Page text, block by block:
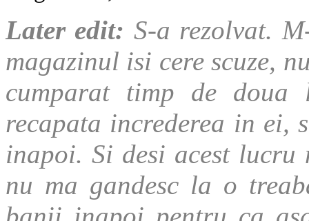
Later edit: S-a rezolvat.
magazinul isi cere scuze,
cumparat timp de
recapata increderea in ei,
inapoi. Si desi acest
nu ma gandesc la o